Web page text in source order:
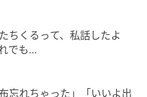
ちくるって、私話したよ
でも…
忘れちゃった」「いいよ出